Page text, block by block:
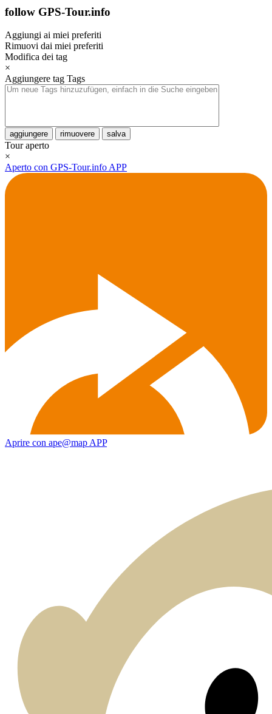
follow GPS-Tour.info
Aggiungi ai miei preferiti
Rimuovi dai miei preferiti
Modifica dei tag
×
Aggiungere tag Tags
aggiungere rimuovere salva
Tour aperto
×
Aperto con GPS-Tour.info APP
Aprire con ape@map APP